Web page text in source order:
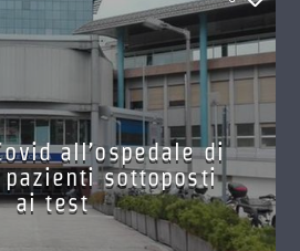
all’ospedale di
pazienti sottoposti
ai test